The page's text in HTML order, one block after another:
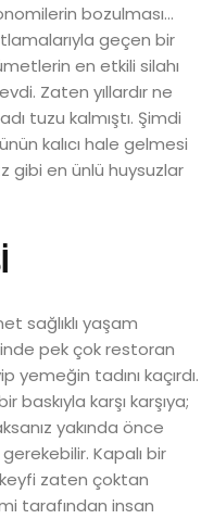
bozulması…
geçen bir
en etkili silahı
Zaten yıllardır ne
tuzu kalmıştı. Şimdi
kalıcı hale gelmesi
gibi en ünlü huysuzlar
sağlıklı yaşam
pek çok restoran
yemeğin tadını kaçırdı.
karşı karşıya;
yakında önce
Kapalı bir
zaten çoktan
tarafından insan